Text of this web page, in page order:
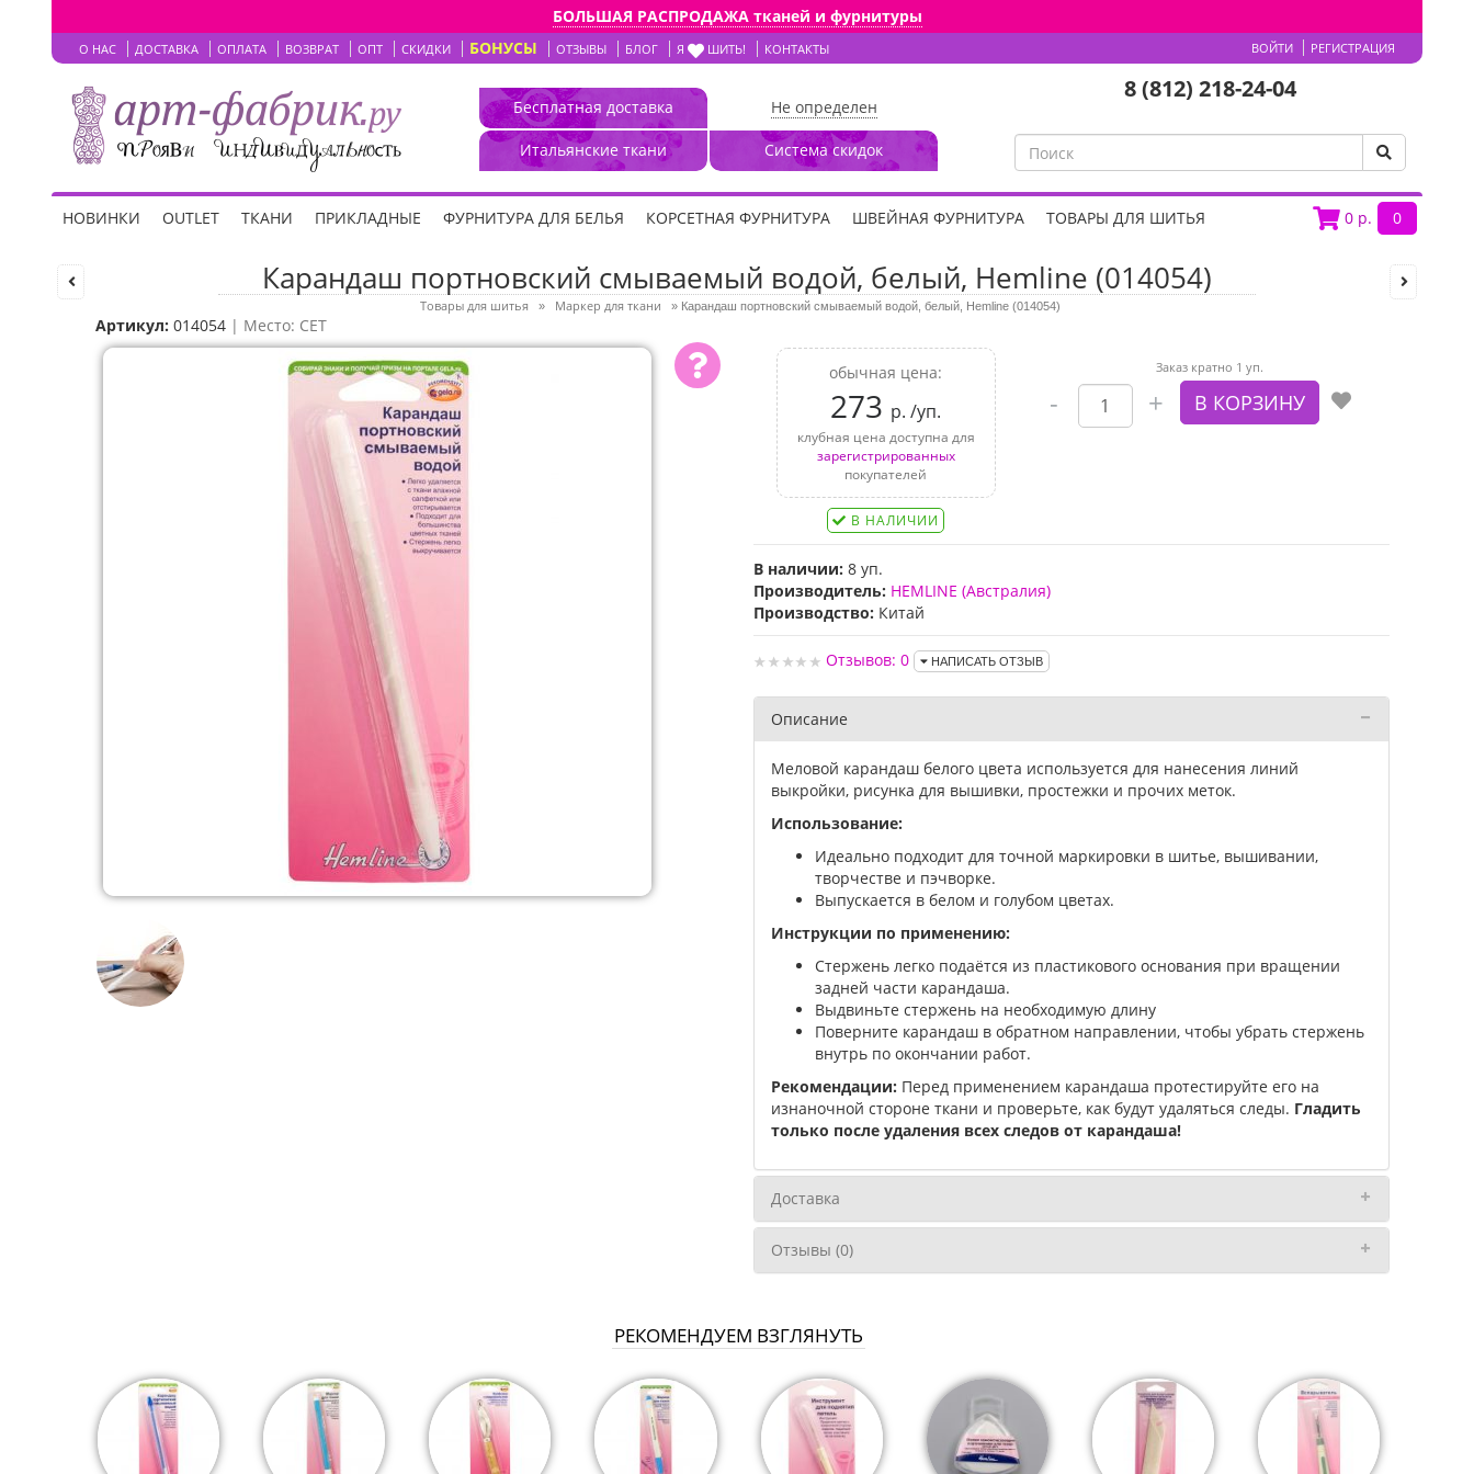
БОЛЬШАЯ РАСПРОДАЖА тканей и фурнитуры
О НАС ДОСТАВКА ОПЛАТА ВОЗВРАТ ОПТ СКИДКИ БОНУСЫ ОТЗЫВЫ БЛОГ Я ШИТЬ! КОНТАКТЫ ВОЙТИ РЕГИСТРАЦИЯ
Бесплатная доставка
Итальянские ткани
Не определен
Система скидок
8 (812) 218-24-04
0 р. 0
НОВИНКИ OUTLET ТКАНИ ПРИКЛАДНЫЕ ФУРНИТУРА ДЛЯ БЕЛЬЯ КОРСЕТНАЯ ФУРНИТУРА ШВЕЙНАЯ ФУРНИТУРА ТОВАРЫ ДЛЯ ШИТЬЯ
Карандаш портновский смываемый водой, белый, Hemline (014054)
Товары для шитья » Маркер для ткани » Карандаш портновский смываемый водой, белый, Hemline (014054)
Артикул: 014054 | Место: СЕТ
обычная цена:
273 р. /уп.
клубная цена доступна для
зарегистрированных
покупателей
В НАЛИЧИИ
Заказ кратно 1 уп.
В наличии: 8 уп.
Производитель: HEMLINE (Австралия)
Производство: Китай
Отзывов: 0 НАПИСАТЬ ОТЗЫВ
Описание
Меловой карандаш белого цвета используется для нанесения линий
выкройки, рисунка для вышивки, простежки и прочих меток.
Использование:
Идеально подходит для точной маркировки в шитье, вышивании,
творчестве и пэчворке.
Выпускается в белом и голубом цветах.
Инструкции по применению:
Стержень легко подаётся из пластикового основания при вращении
задней части карандаша.
Выдвиньте стержень на необходимую длину
Поверните карандаш в обратном направлении, чтобы убрать стержень
внутрь по окончании работ.
Рекомендации: Перед применением карандаша протестируйте его на
изнаночной стороне ткани и проверьте, как будут удаляться следы. Гладить
только после удаления всех следов от карандаша!
Доставка
Отзывы (0)
РЕКОМЕНДУЕМ ВЗГЛЯНУТЬ